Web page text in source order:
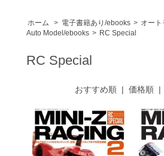
ホーム > 電子書籍あり/ebooks > オート
Auto Model/ebooks > RC Special
RC Special
おすすめ順 |価格順 |